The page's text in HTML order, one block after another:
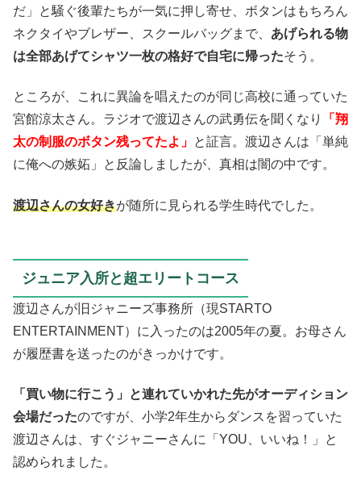
だ」と騒ぐ後輩たちが一気に押し寄せ、ボタンはもちろん
ネクタイやブレザー、スクールバッグまで、 あげられる物
は全部あげてシャツ一枚の格好で自宅に帰ったそう。
ところが、これに異論を唱えたのが同じ高校に通っていた
宮館涼太さん。ラジオで渡辺さんの武勇伝を聞くなり
「翔
太の制服のボタン残ってたよ」 と証言。渡辺さんは「単純
に俺への嫉妬」と反論しましたが、真相は闇の中です。
渡辺さんの女好きが随所に見られる学生時代でした。
ジュニア入所と超エリートコース
渡辺さんが旧ジャニーズ事務所（現STARTO
ENTERTAINMENT）に入ったのは2005年の夏。お母さん
が履歴書を送ったのがきっかけです。
「買い物に行こう」と連れていかれた先がオーディション
会場だったのですが、小学2年生からダンスを習っていた
渡辺さんは、すぐジャニーさんに「YOU、いいね！」と
認められました。